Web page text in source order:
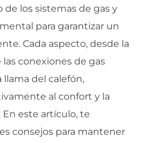
de los sistemas de gas y
para garantizar un
Cada aspecto, desde la
conexiones de gas
llama del calefón,
al confort y la
este artículo, te
consejos para mantener